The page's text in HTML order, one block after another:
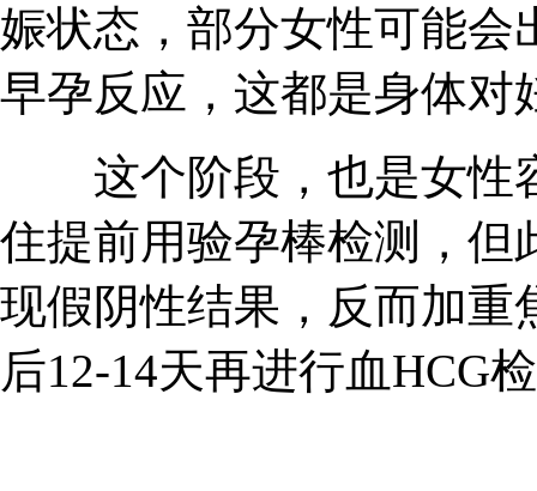
娠状态，部分女性可能会
早孕反应，这都是身体对
这个阶段，也是女性
住提前用验孕棒检测，但
现假阴性结果，反而加重
后12-14天再进行血HCG